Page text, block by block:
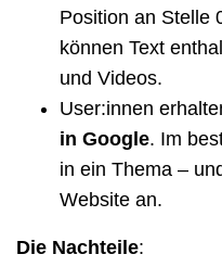
Position an Stelle
können Text
und Videos.
User:innen
in Google. Im
in ein Thema –
Website an.
Die Nachteile: